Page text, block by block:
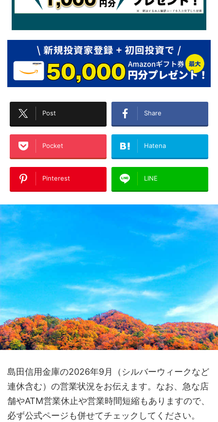
Post Share
Pocket Hatena
Pinterest LINE
島田信用金庫の2026年9月（シルバーウィークなど
連休含む）の営業状況をお伝えます。なお、急な店
舗やATM営業休止や営業時間短縮もありますので、
必ず公式ページも併せてチェックしてください。